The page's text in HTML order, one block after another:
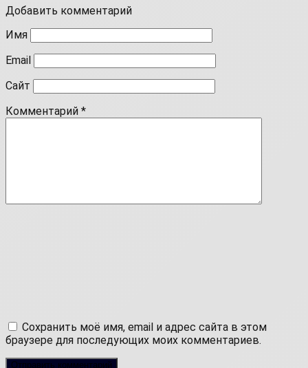
Добавить комментарий
Имя
Email
Сайт
Комментарий *
Сохранить моё имя, email и адрес сайта в этом
браузере для последующих моих комментариев.